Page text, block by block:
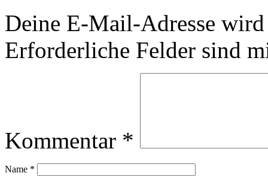
Deine E-Mail-Adresse
Erforderliche Felder sind
Kommentar *
Name *